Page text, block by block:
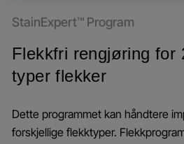
StainExpert™ Program
Flekkfri rengjøring for
typer flekker
Dette programmet kan håndtere
forskjellige flekktyper.